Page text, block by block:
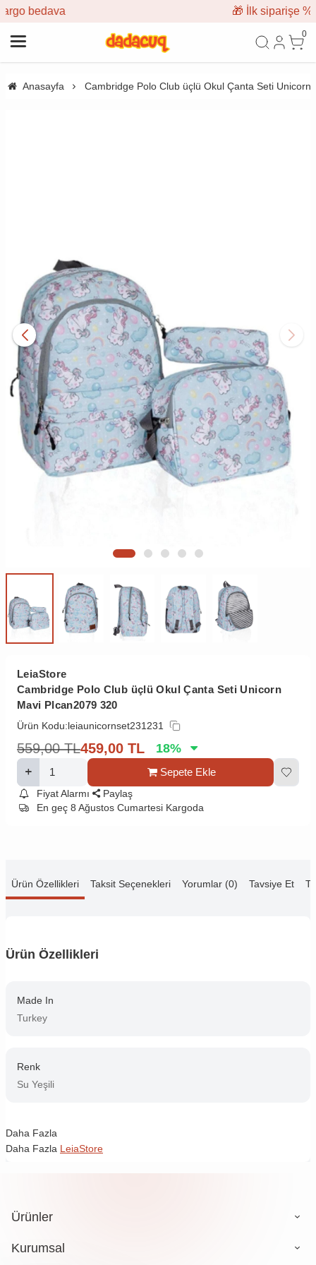
🎁 İlk siparişe %10 indirim
0
Anasayfa Cambridge Polo Club üçlü Okul Çanta Seti Unicorn
LeiaStore
Cambridge Polo Club üçlü Okul Çanta Seti Unicorn
Mavi Plcan2079 320
Ürün Kodu:leiaunicornset231231
559,00 TL459,00 TL 18%
Sepete Ekle
Fiyat Alarmı
Paylaş
En geç 8 Ağustos Cumartesi Kargoda
Ürün Özellikleri Taksit Seçenekleri Yorumlar (0) Tavsiye Et
Ürün Özellikleri
Made In
Turkey
Renk
Su Yeşili
Daha Fazla
Daha Fazla LeiaStore
Ürünler
Kurumsal